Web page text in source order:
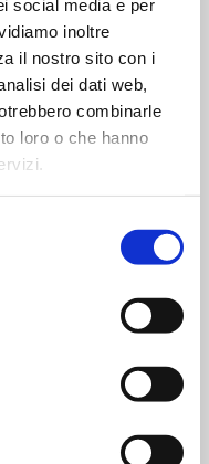
social media e per
inoltre
il nostro sito con i
dei dati web,
combinarle
loro o che hanno